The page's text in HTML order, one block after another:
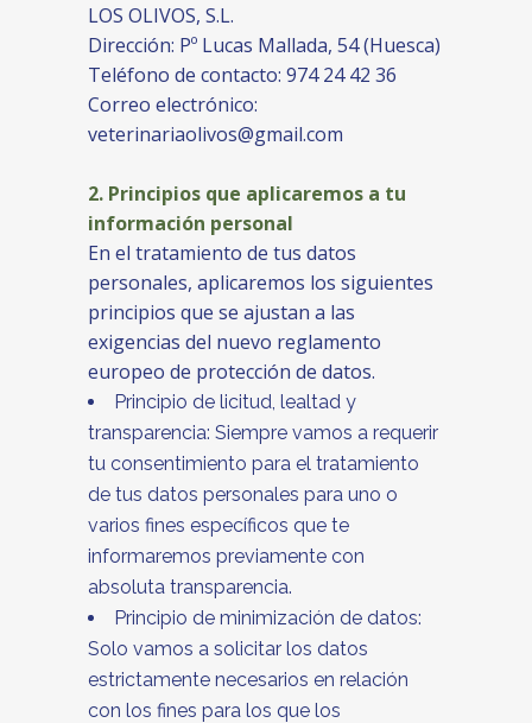
LOS OLIVOS, S.L.
Dirección: Pº Lucas Mallada, 54 (Huesca)
Teléfono de contacto: 974 24 42 36
Correo electrónico:
veterinariaolivos@gmail.com
2. Principios que aplicaremos a tu
información personal
En el tratamiento de tus datos
personales, aplicaremos los siguientes
principios que se ajustan a las
exigencias del nuevo reglamento
europeo de protección de datos.
Principio de licitud, lealtad y
transparencia: Siempre vamos a requerir
tu consentimiento para el tratamiento
de tus datos personales para uno o
varios fines específicos que te
informaremos previamente con
absoluta transparencia.
Principio de minimización de datos:
Solo vamos a solicitar los datos
estrictamente necesarios en relación
con los fines para los que los